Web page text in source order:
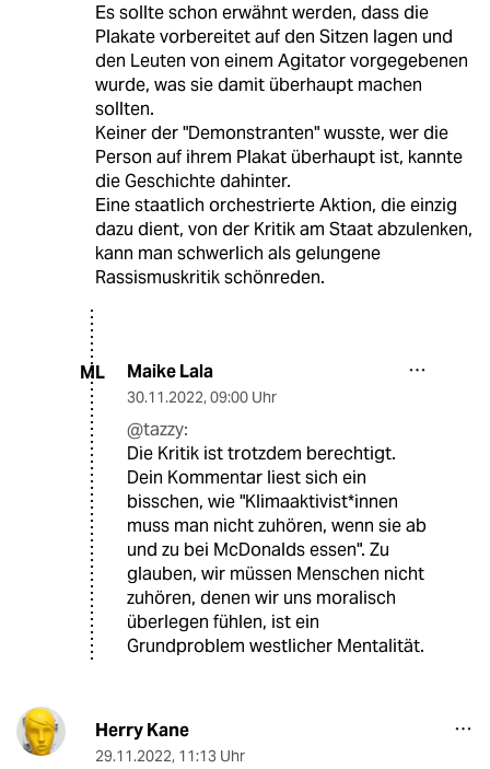
Es sollte schon erwähnt werden, dass die
Plakate vorbereitet auf den Sitzen lagen und
den Leuten von einem Agitator vorgegebenen
wurde, was sie damit überhaupt machen
sollten.
Keiner der "Demonstranten" wusste, wer die
Person auf ihrem Plakat überhaupt ist, kannte
die Geschichte dahinter.
Eine staatlich orchestrierte Aktion, die einzig
dazu dient, von der Kritik am Staat abzulenken,
kann man schwerlich als gelungene
Rassismuskritik schönreden.
ML Maike Lala
30.11.2022, 09:00 Uhr
@tazzy:
Die Kritik ist trotzdem berechtigt.
Dein Kommentar liest sich ein
bisschen, wie "Klimaaktivist*innen
muss man nicht zuhören, wenn sie ab
und zu bei McDonalds essen". Zu
glauben, wir müssen Menschen nicht
zuhören, denen wir uns moralisch
überlegen fühlen, ist ein
Grundproblem westlicher Mentalität.
Herry Kane
29.11.2022, 11:13 Uhr